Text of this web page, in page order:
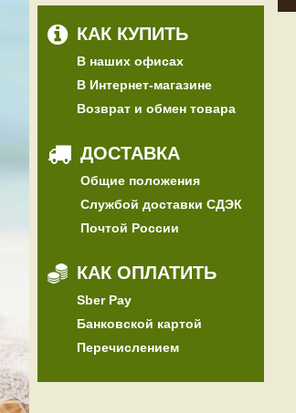
КАК КУПИТЬ
В наших офисах
В Интернет-магазине
Возврат и обмен товара
ДОСТАВКА
Общие положения
Службой доставки СДЭК
Почтой России
КАК ОПЛАТИТЬ
Sber Pay
Банковской картой
Перечислением